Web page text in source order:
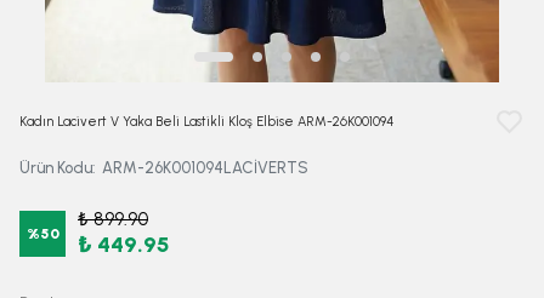
Kadın Lacivert V Yaka Beli Lastikli Kloş Elbise ARM-26K001094
Ürün Kodu: ARM-26K001094LACİVERTS
%50
₺ 899.90
₺ 449.95